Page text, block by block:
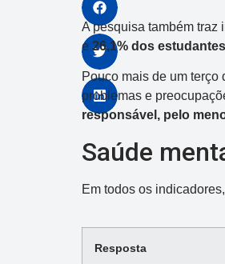
A pesquisa também traz
e 26,1% dos
Pouco mais de um
problemas e
responsável, pelo
Saúde
Em todos os
Resposta
Dupla
Concurso
10 14